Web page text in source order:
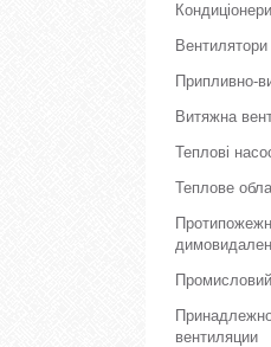
Кондиціонери
Вентилятори
Припливно-
Витяжна
Теплові
Теплове
вентиляции